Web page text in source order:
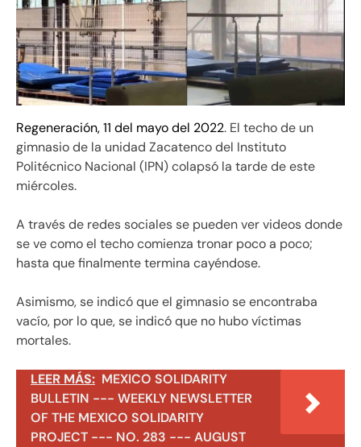
Regeneración, 11 del mayo del 2022. El techo de un
gimnasio de la unidad Zacatenco del Instituto
Politécnico Nacional (IPN) colapsó la tarde de este
miércoles.
A través de redes sociales se pueden ver videos donde
se ve como el techo comienza tronar poco a poco;
hasta que finalmente termina cayéndose.
Asimismo, se indicó que el gimnasio se encontraba
vacío, por lo que, se indicó que no hubo víctimas
mortales.
LEER MÁS: MEXICO SOLIDARITY
BULLETIN --- WEEKLY NEWSLETTER
OF THE MEXICO SOLIDARITY
PROJECT --- NO. 283 --- AUGUST